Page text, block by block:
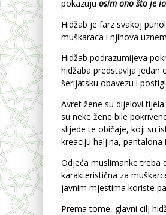
pokazuju osim ono što je
Hidžab je farz svakoj
muškaraca i njihova
Hidžab podrazumijeva
hidžaba predstavlja jedan
šerijatsku obavezu i
Avret žene su dijelovi
su neke žene bile
slijede te običaje, koji su
kreaciju haljina,
Odjeća muslimanke treba
karakteristična za
javnim mjestima koriste
Prema tome, glavni cilj